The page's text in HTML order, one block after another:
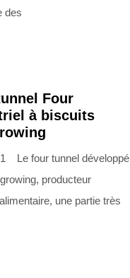
des
Four
à biscuits
Le four tunnel développé
producteur
une partie très